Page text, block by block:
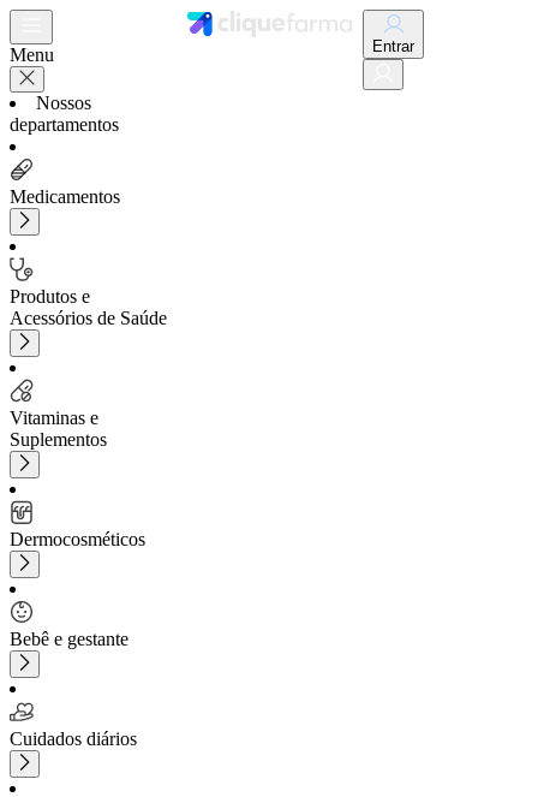
Menu
Nossos
departamentos
Medicamentos
Produtos e
Acessórios de Saúde
Vitaminas e
Suplementos
Dermocosméticos
Bebê e gestante
Cuidados diários
Entrar